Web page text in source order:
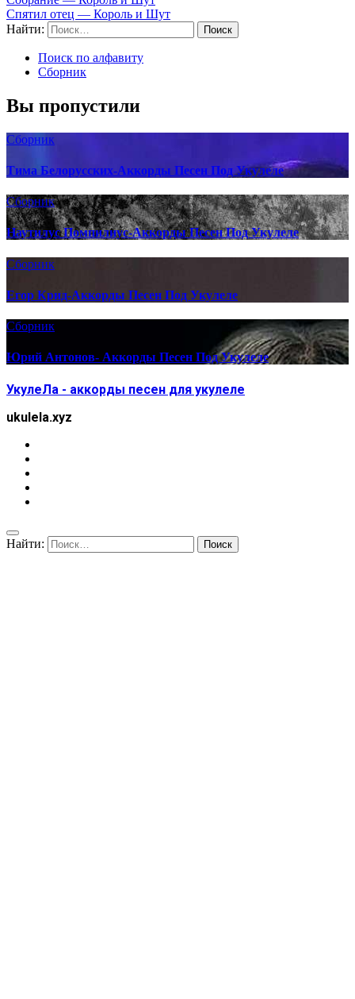
Спятил отец — Король и Шут
Найти:
Поиск по алфавиту
Сборник
Вы пропустили
Сборник
Тима Белорусских-Аккорды Песен Под Укулеле
Сборник
Наутилус Помпилиус-Аккорды Песен Под Укулеле
Сборник
Егор Крид-Аккорды Песен Под Укулеле
Сборник
Юрий Антонов- Аккорды Песен Под Укулеле
УкулеЛа - аккорды песен для укулеле
ukulela.xyz
Найти: